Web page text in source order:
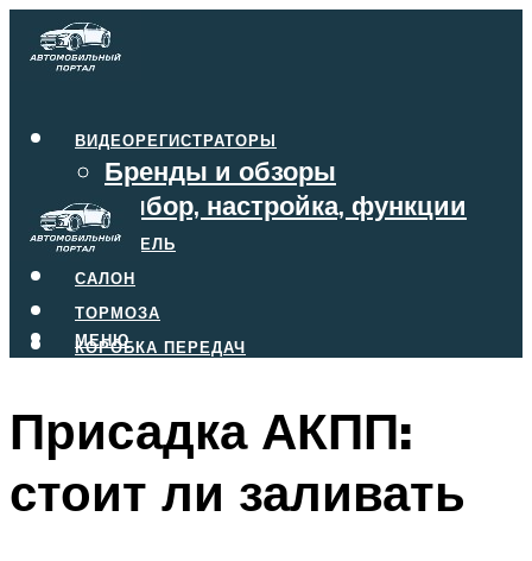
ВИДЕОРЕГИСТРАТОРЫ
Бренды и обзоры
Выбор, настройка, функции
ДВИГАТЕЛЬ
САЛОН
ТОРМОЗА
КОРОБКА ПЕРЕДАЧ
МЕНЮ
МЕНЮ
Присадка АКПП:
стоит ли заливать